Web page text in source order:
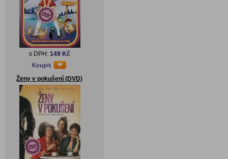
s DPH: 149 Kč
Ženy v pokušení (DVD)